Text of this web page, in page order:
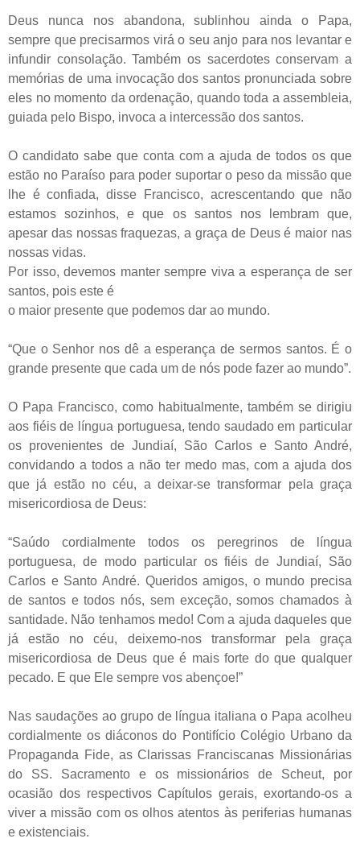
Deus nunca nos abandona, sublinhou ainda o Papa,
sempre que precisarmos virá o seu anjo para nos levantar e
infundir consolação. Também os sacerdotes conservam a
memórias de uma invocação dos santos pronunciada sobre
eles no momento da ordenação, quando toda a assembleia,
guiada pelo Bispo, invoca a intercessão dos santos.
O candidato sabe que conta com a ajuda de todos os que
estão no Paraíso para poder suportar o peso da missão que
lhe é confiada, disse Francisco, acrescentando que não
estamos sozinhos, e que os santos nos lembram que,
apesar das nossas fraquezas, a graça de Deus é maior nas
nossas vidas.
Por isso, devemos manter sempre viva a esperança de ser
santos, pois este é
o maior presente que podemos dar ao mundo.
“Que o Senhor nos dê a esperança de sermos santos. É o
grande presente que cada um de nós pode fazer ao mundo”.
O Papa Francisco, como habitualmente, também se dirigiu
aos fiéis de língua portuguesa, tendo saudado em particular
os provenientes de Jundiaí, São Carlos e Santo André,
convidando a todos a não ter medo mas, com a ajuda dos
que já estão no céu, a deixar-se transformar pela graça
misericordiosa de Deus:
“Saúdo cordialmente todos os peregrinos de língua
portuguesa, de modo particular os fiéis de Jundiaí, São
Carlos e Santo André. Queridos amigos, o mundo precisa
de santos e todos nós, sem exceção, somos chamados à
santidade. Não tenhamos medo! Com a ajuda daqueles que
já estão no céu, deixemo-nos transformar pela graça
misericordiosa de Deus que é mais forte do que qualquer
pecado. E que Ele sempre vos abençoe!”
Nas saudações ao grupo de língua italiana o Papa acolheu
cordialmente os diáconos do Pontifício Colégio Urbano da
Propaganda Fide, as Clarissas Franciscanas Missionárias
do SS. Sacramento e os missionários de Scheut, por
ocasião dos respectivos Capítulos gerais, exortando-os a
viver a missão com os olhos atentos às periferias humanas
e existenciais.